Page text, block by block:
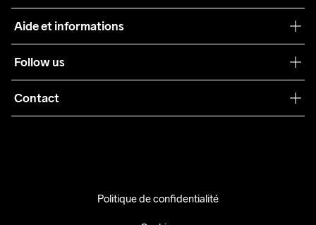
Teamwear
Durabilité
Collaborations
Aide et informations
Conditions générales
Retours
Follow us
Contact
Politique de confidentialité